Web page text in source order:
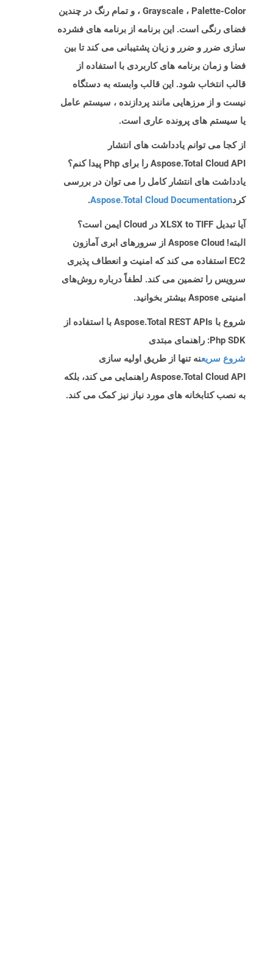
، Grayscale ، Palette-Color و تمام رنگ در چندین
فضای رنگی است. این برنامه از برنامه های فشرده
سازی ضرر و ضرر و زیان پشتیبانی می کند تا بین
فضا و زمان برنامه های کاربردی با استفاده از
قالب انتخاب شود. این قالب وابسته به دستگاه
نیست و از مرزهایی مانند پردازنده ، سیستم عامل
یا سیستم های پرونده عاری است.
از کجا می توانم یادداشت های انتشار
Aspose.Total Cloud API را برای Php پیدا کنم؟
یادداشت های انتشار کامل را می توان در بررسی
کردAspose.Total Cloud Documentation
.
آیا تبدیل XLSX to TIFF در Cloud ایمن است؟
البته! Aspose Cloud از سرورهای ابری آمازون
EC2 استفاده می کند که امنیت و انعطاف پذیری
سرویس را تضمین می کند. لطفاً درباره روش‌های
امنیتی Aspose بیشتر بخوانید.
شروع با Aspose.Total REST APIs با استفاده از
Php SDK: راهنمای مبتدی
شروع سریعنه تنها از طریق اولیه سازی
Aspose.Total Cloud API راهنمایی می کند، بلکه
به نصب کتابخانه های مورد نیاز نیز کمک می کند.